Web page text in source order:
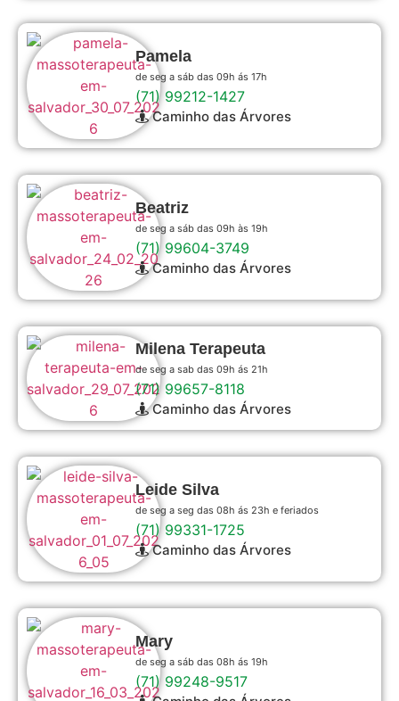
Pamela
de seg a sáb das 09h ás 17h
(71) 99212-1427
Caminho das Árvores
Beatriz
de seg a sáb das 09h às 19h
(71) 99604-3749
Caminho das Árvores
Milena Terapeuta
de seg a sab das 09h ás 21h
(71) 99657-8118
Caminho das Árvores
Leide Silva
de seg a seg das 08h ás 23h e feriados
(71) 99331-1725
Caminho das Árvores
Mary
de seg a sáb das 08h ás 19h
(71) 99248-9517